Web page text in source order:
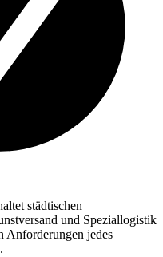
städtischen
und Speziallogistik
Anforderungen jedes